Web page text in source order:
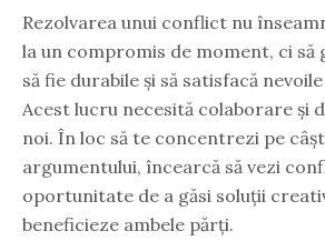
Rezolvarea unui conflict nu
la un compromis de moment, ci să
să fie durabile și să satisfacă
Acest lucru necesită colaborare și
noi. În loc să te concentrezi pe
argumentului, încearcă să vezi
oportunitate de a găsi soluții
beneficieze ambele părți.